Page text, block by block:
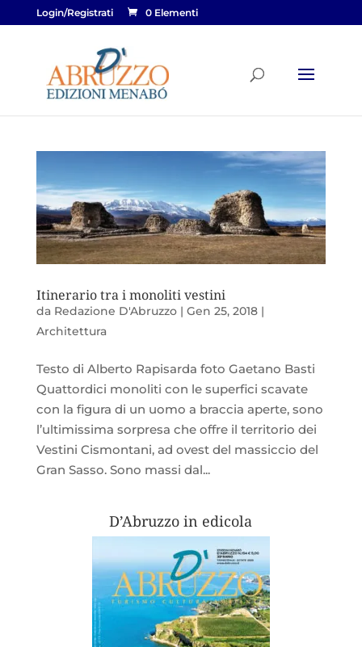
Login/Registrati 0 Elementi
Itinerario tra i monoliti vestini
da Redazione D'Abruzzo| Gen 25, 2018|
Architettura
Testo di Alberto Rapisarda foto Gaetano Basti
Quattordici monoliti con le superfici scavate
con la figura di un uomo a braccia aperte, sono
l’ultimissima sorpresa che offre il territorio dei
Vestini Cismontani, ad ovest del massiccio del
Gran Sasso. Sono massi dal...
D’Abruzzo in edicola